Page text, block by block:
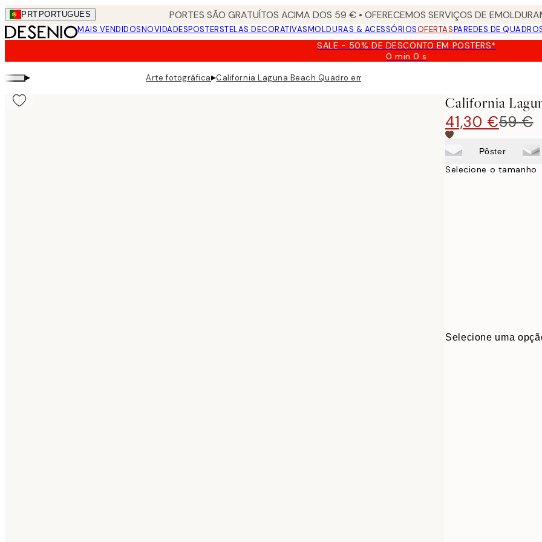
Skip
to
main
PRT PORTUGUES PORTES SÃO GRATUÍTOS ACIMA DOS 59 € • OFERECEMOS SERVIÇOS DE
MAIS VENDIDOSNOVIDADESPOSTERSTELAS DECORATIVASMOLDURAS & ACESSÓRIOSOFERTASPAREDES DE
SALE - 50% DE DESCONTO EM POSTERS*
0 min0 s
Válido
▸ Arte fotográfica▸California Laguna Beach Quadro em tela
California
41,30 €59 €
Pôster
Selecione o tamanho
Selecione uma